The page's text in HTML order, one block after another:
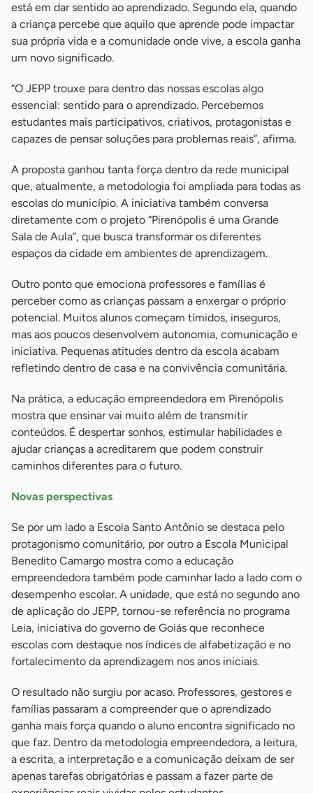
está em dar sentido ao aprendizado. Segundo ela, quando
a criança percebe que aquilo que aprende pode impactar
sua própria vida e a comunidade onde vive, a escola ganha
um novo significado.
“O JEPP trouxe para dentro das nossas escolas algo
essencial: sentido para o aprendizado. Percebemos
estudantes mais participativos, criativos, protagonistas e
capazes de pensar soluções para problemas reais”, afirma.
A proposta ganhou tanta força dentro da rede municipal
que, atualmente, a metodologia foi ampliada para todas as
escolas do município. A iniciativa também conversa
diretamente com o projeto “Pirenópolis é uma Grande
Sala de Aula”, que busca transformar os diferentes
espaços da cidade em ambientes de aprendizagem.
Outro ponto que emociona professores e famílias é
perceber como as crianças passam a enxergar o próprio
potencial. Muitos alunos começam tímidos, inseguros,
mas aos poucos desenvolvem autonomia, comunicação e
iniciativa. Pequenas atitudes dentro da escola acabam
refletindo dentro de casa e na convivência comunitária.
Na prática, a educação empreendedora em Pirenópolis
mostra que ensinar vai muito além de transmitir
conteúdos. É despertar sonhos, estimular habilidades e
ajudar crianças a acreditarem que podem construir
caminhos diferentes para o futuro.
Novas perspectivas
Se por um lado a Escola Santo Antônio se destaca pelo
protagonismo comunitário, por outro a Escola Municipal
Benedito Camargo mostra como a educação
empreendedora também pode caminhar lado a lado com o
desempenho escolar. A unidade, que está no segundo ano
de aplicação do JEPP, tornou-se referência no programa
Leia, iniciativa do governo de Goiás que reconhece
escolas com destaque nos índices de alfabetização e no
fortalecimento da aprendizagem nos anos iniciais.
O resultado não surgiu por acaso. Professores, gestores e
famílias passaram a compreender que o aprendizado
ganha mais força quando o aluno encontra significado no
que faz. Dentro da metodologia empreendedora, a leitura,
a escrita, a interpretação e a comunicação deixam de ser
apenas tarefas obrigatórias e passam a fazer parte de